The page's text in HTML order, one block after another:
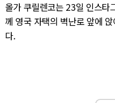
올가 쿠릴렌코는 23일 인스타
께 영국 자택의 벽난로 앞에
다.